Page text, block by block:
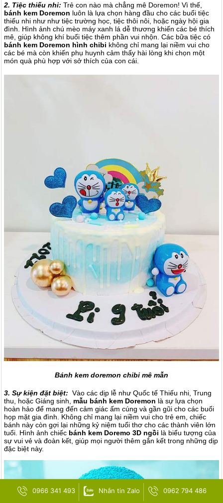
2. Tiệc thiếu nhi: Trẻ con nào mà chẳng mê Doremon! Vì thế,
bánh kem Doremon luôn là lựa chọn hàng đầu cho các buổi tiệc
thiếu nhi như như tiệc trường học, tiệc thôi nôi, hoặc ngày hội gia
đình. Hình ảnh chú mèo máy xanh lá dễ thương khiến các bé thích
mê, giúp không khí buổi tiệc thêm phần vui nhộn. Các bữa tiệc có
bánh kem Doremon hình chibi không chỉ mang lại niềm vui cho
các bé mà còn khiến phụ huynh cảm thấy hài lòng khi chọn một
món quà phù hợp với sở thích của con cái.
Bánh kem doremon chibi mê mẫn
3. Sự kiện đặt biệt: Vào các dịp lễ như Quốc tế Thiếu nhi, Trung
thu, hoặc Giáng sinh, mẫu bánh kem Doremon là sự lựa chọn
hoàn hảo để mang đến cảm giác ấm cúng và gần gũi cho các buổi
họp mặt gia đình. Không chỉ mang lại niềm vui cho trẻ em, chiếc
bánh này còn gợi lại những kỷ niệm tuổi thơ cho các thành viên lớn
tuổi. Hình ảnh chiếc bánh kem Doremo 3D ngồi là biểu tượng của
sự vui vẻ và đoàn kết, giúp mọi người thêm gắn kết trong những dịp
đặc biệt này.
0966 341 493 Nhắn tin Zalo 0962 794 486